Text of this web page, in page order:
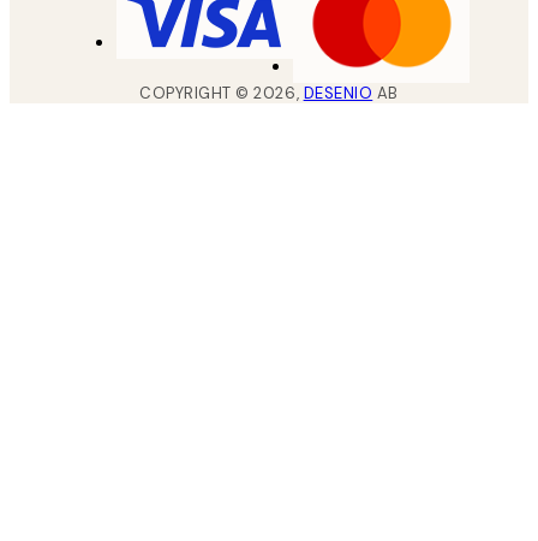
COPYRIGHT ©2026, DESENIO AB